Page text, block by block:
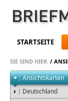
STARTSEITE
SIE SIND HIER: /
Ansichtskarten
Deutschland